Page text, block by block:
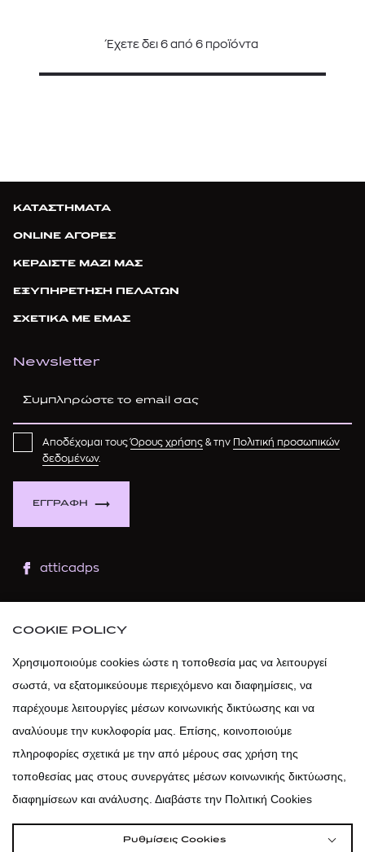
Έχετε δει 6 από 6 προϊόντα
ΚΑΤΑΣΤΗΜΑΤΑ
ONLINE ΑΓΟΡΕΣ
ΚΕΡΔΙΣΤΕ ΜΑΖΙ ΜΑΣ
ΕΞΥΠΗΡΕΤΗΣΗ ΠΕΛΑΤΩΝ
ΣΧΕΤΙΚΑ ΜΕ ΕΜΑΣ
Newsletter
ΕΓΓΡΑΦΗ
Αποδέχομαι τουςΌρους χρήσης & την Πολιτική προσωπικών
δεδομένων.
atticadps
atticadps
COOKIE POLICY
Χρησιμοποιούμε cookies ώστε η τοποθεσία μας να λειτουργεί
σωστά, να εξατομικεύουμε περιεχόμενο και διαφημίσεις, να
παρέχουμε λειτουργίες μέσων κοινωνικής δικτύωσης και να
αναλύουμε την κυκλοφορία μας. Επίσης, κοινοποιούμε
πληροφορίες σχετικά με την από μέρους σας χρήση της
τοποθεσίας μας στους συνεργάτες μέσων κοινωνικής δικτύωσης,
διαφημίσεων και ανάλυσης. Διαβάστε την Πολιτική Cookies
Ρυθμίσεις Cookies